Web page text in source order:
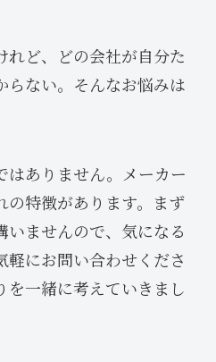
ど、どの会社が自分た
らない。そんなお悩みは
はありません。メーカー
の特徴があります。まず
いませんので、気になる
軽にお問い合わせくださ
を一緒に考えていきまし